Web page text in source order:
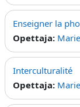
Enseigner la
Opettaja:
Interculturalité
Opettaja: